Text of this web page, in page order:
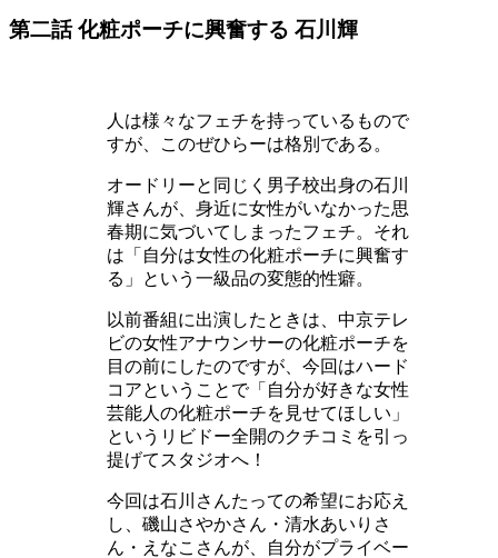
第二話 化粧ポーチに興奮する 石川輝
人は様々なフェチを持っているもので
すが、このぜひらーは格別である。
オードリーと同じく男子校出身の石川
輝さんが、身近に女性がいなかった思
春期に気づいてしまったフェチ。それ
は「自分は女性の化粧ポーチに興奮す
る」という一級品の変態的性癖。
以前番組に出演したときは、中京テレ
ビの女性アナウンサーの化粧ポーチを
目の前にしたのですが、今回はハード
コアということで「自分が好きな女性
芸能人の化粧ポーチを見せてほしい」
というリビドー全開のクチコミを引っ
提げてスタジオへ！
今回は石川さんたっての希望にお応え
し、磯山さやかさん・清水あいりさ
ん・えなこさんが、自分がプライベー